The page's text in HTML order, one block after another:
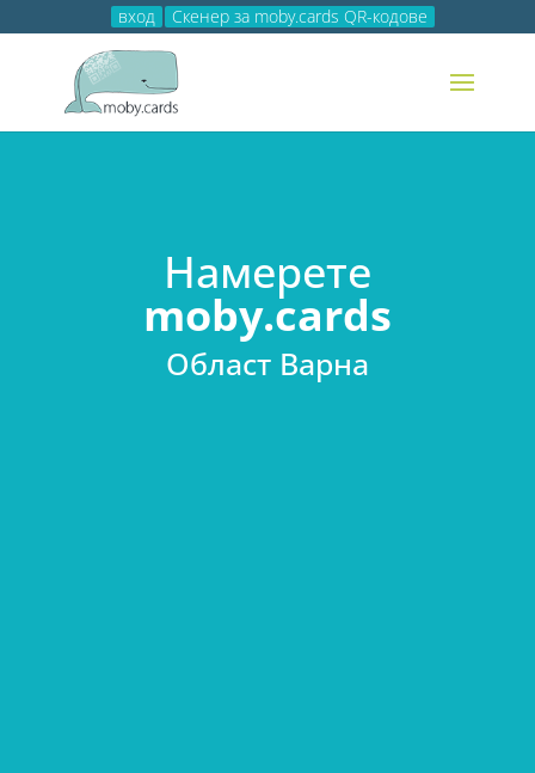
вход Скенер за moby.cards QR-кодове
Намерете
moby.cards
Област Варна